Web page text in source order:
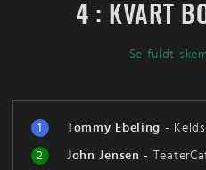
4 : KVART
Se fuldt
1 Tommy Ebeling -
2
John Jensen -